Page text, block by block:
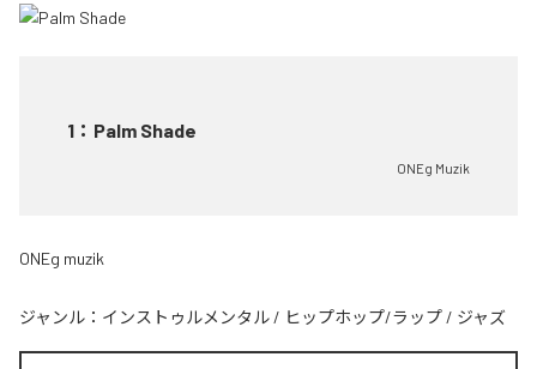
1 ： Palm Shade
ONEg Muzik
ONEg muzik
ジャンル： インストゥルメンタル / ヒップホップ/ラップ / ジャズ